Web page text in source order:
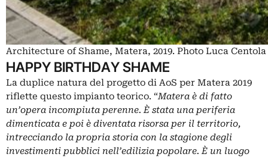
Architecture of Shame, Matera, 2019. Photo Luca Centola
HAPPY BIRTHDAY SHAME
La duplice natura del progetto di AoS per Matera 2019
riflette questo impianto teorico. “Matera è di fatto
un’opera incompiuta perenne. È stata una periferia
dimenticata e poi è diventata risorsa per il territorio,
intrecciando la propria storia con la stagione degli
investimenti pubblici nell’edilizia popolare. È un luogo